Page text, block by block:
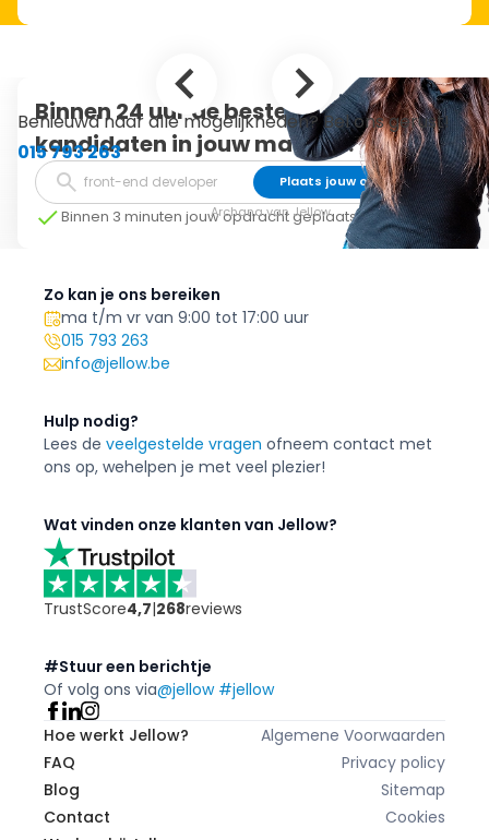
Binnen 24 uur de beste
kandidaten in jouw mailbox.
Plaats jouw opdracht
Binnen 3 minuten jouw opdracht geplaatst
Archana van Jellow
Benieuwd naar alle mogelijkheden? Bel ons gerust!
015 793 263
Zo kan je ons bereiken
ma t/m vr van 9:00 tot 17:00 uur
015 793 263
info@jellow.be
Hulp nodig?
Lees de veelgestelde vragen ofneem contact met
ons op, wehelpen je met veel plezier!
Wat vinden onze klanten van Jellow?
TrustScore4,7|268reviews
#Stuur een berichtje
Of volg ons via@jellow #jellow
Hoe werkt Jellow?
FAQ
Blog
Contact
Algemene Voorwaarden
Privacy policy
Sitemap
Cookies